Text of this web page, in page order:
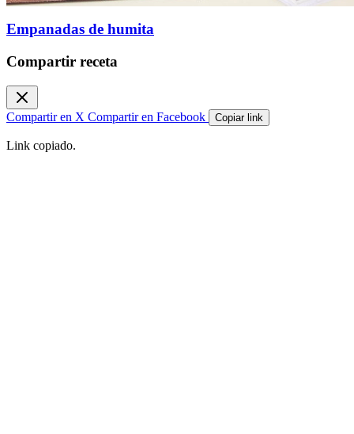
Empanadas de humita
Compartir receta
Compartir en X Compartir en Facebook Copiar link
Link copiado.